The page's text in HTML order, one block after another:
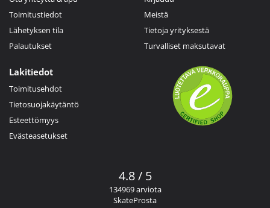
Toimitustiedot
Lähetyksen tila
Palautukset
Meistä
Tietoja yrityksestä
Turvalliset maksutavat
Lakitiedot
Toimitusehdot
Tietosuojakäytäntö
Esteettömyys
Evästeasetukset
4.8 / 5
134969 arviota
SkateProsta